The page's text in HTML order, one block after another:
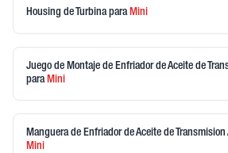
Housing de Turbinapara Mini
Juego de Montaje de Enfriador de Aceite de
paraMini
Manguera de Enfriador de Aceite de
Mini